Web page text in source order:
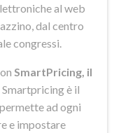
al web
dal centro
congressi.
SmartPricing, il
. Smartpricing è il
ad ogni
e impostare